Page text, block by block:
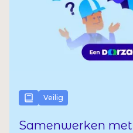
Veilig
Samenwerken